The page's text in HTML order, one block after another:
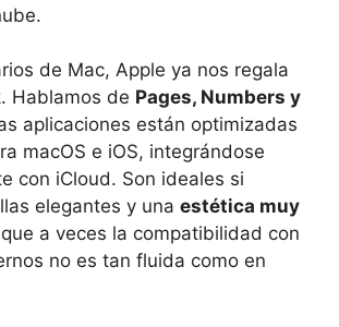
de Mac, Apple ya nos regala
Hablamos de Pages, Numbers y
aplicaciones están optimizadas
macOS e iOS, integrándose
con iCloud. Son ideales si
elegantes y una estética muy
a veces la compatibilidad con
no es tan fluida como en